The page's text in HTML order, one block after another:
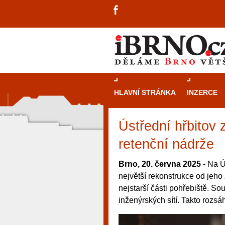
HLAVNÍ STRÁNKA INZERCE
Ústřední hřbitov
retenční nádrže
Brno, 20. června 2025 - Na
největší rekonstrukce od
nejstarší části pohřebiště.
inženýrských sítí. Takto
návštěvníky, tak pro příležitostné